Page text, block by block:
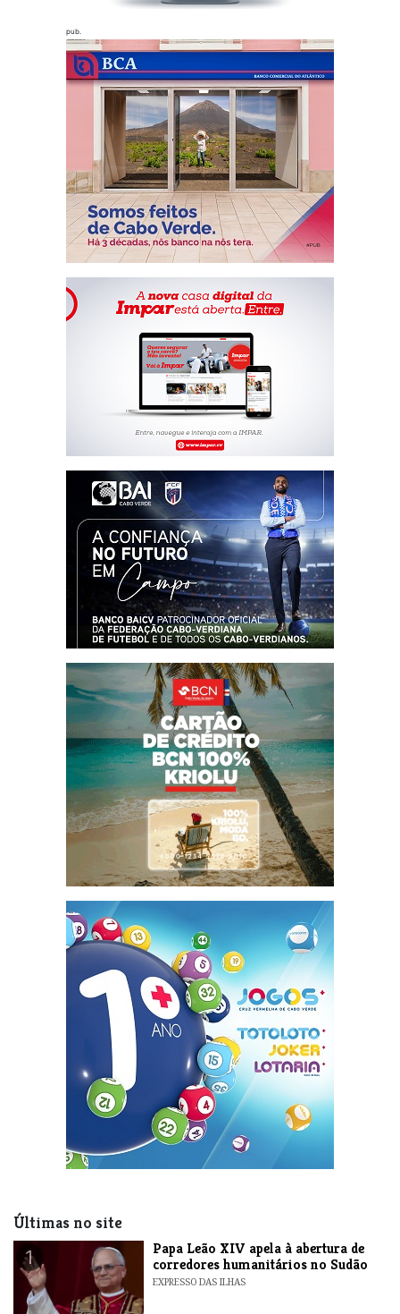
pub.
Últimas no site
1
​Papa Leão XIV apela à abertura de
corredores humanitários no Sudão
EXPRESSO DAS ILHAS